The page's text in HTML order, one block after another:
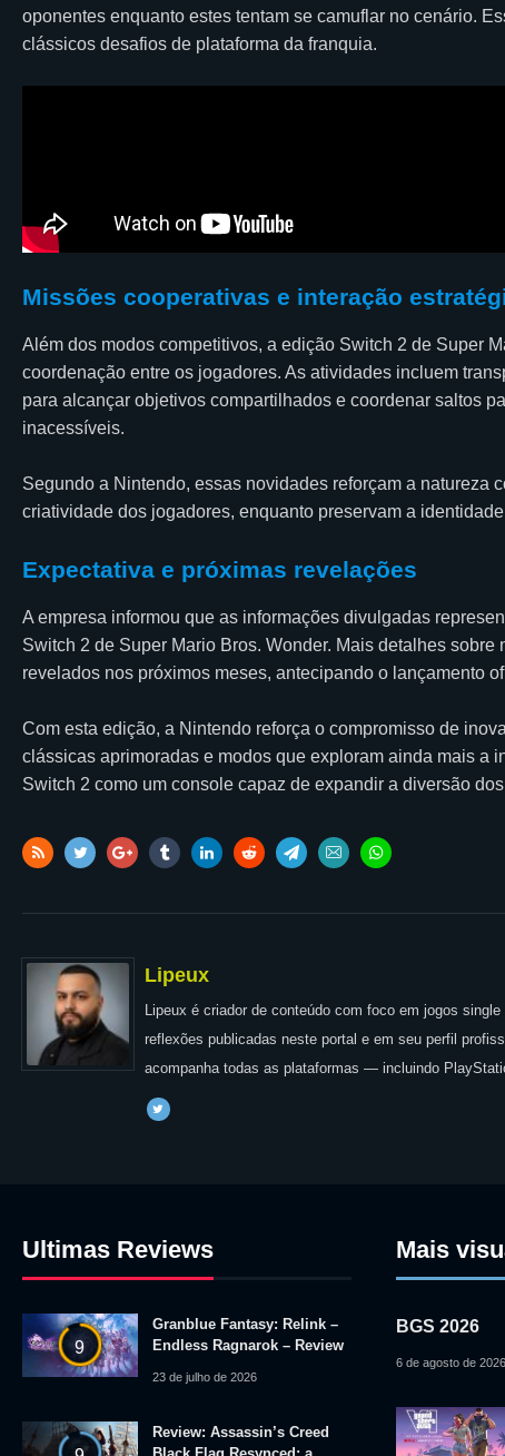
oponentes enquanto estes tentam se camuflar no cenário.
clássicos desafios de plataforma da franquia.
Missões cooperativas e interação
Além dos modos competitivos, a edição Switch 2 de Super
coordenação entre os jogadores. As atividades incluem
para alcançar objetivos compartilhados e coordenar saltos
inacessíveis.
Segundo a Nintendo, essas novidades reforçam a natureza
criatividade dos jogadores, enquanto preservam a
Expectativa e próximas revelações
A empresa informou que as informações divulgadas
Switch 2 de Super Mario Bros. Wonder. Mais detalhes
revelados nos próximos meses, antecipando o lançamento
Com esta edição, a Nintendo reforça o compromisso de
clássicas aprimoradas e modos que exploram ainda mais a
Switch 2 como um console capaz de expandir a diversão
Lipeux
Lipeux é criador de conteúdo com foco em jogos
reflexões publicadas neste portal e em seu perfil
acompanha todas as plataformas — incluindo
Ultimas Reviews
9
Granblue Fantasy: Relink –
Endless Ragnarok – Review
23 de julho de 2026
Review: Assassin’s Creed
Mais
BGS 2026
6 de agosto de 2026